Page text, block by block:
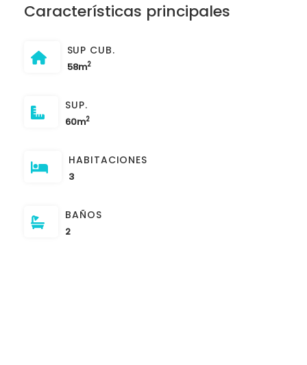
Características principales
SUP CUB.
58m2
SUP.
60m2
HABITACIONES
3
BAÑOS
2